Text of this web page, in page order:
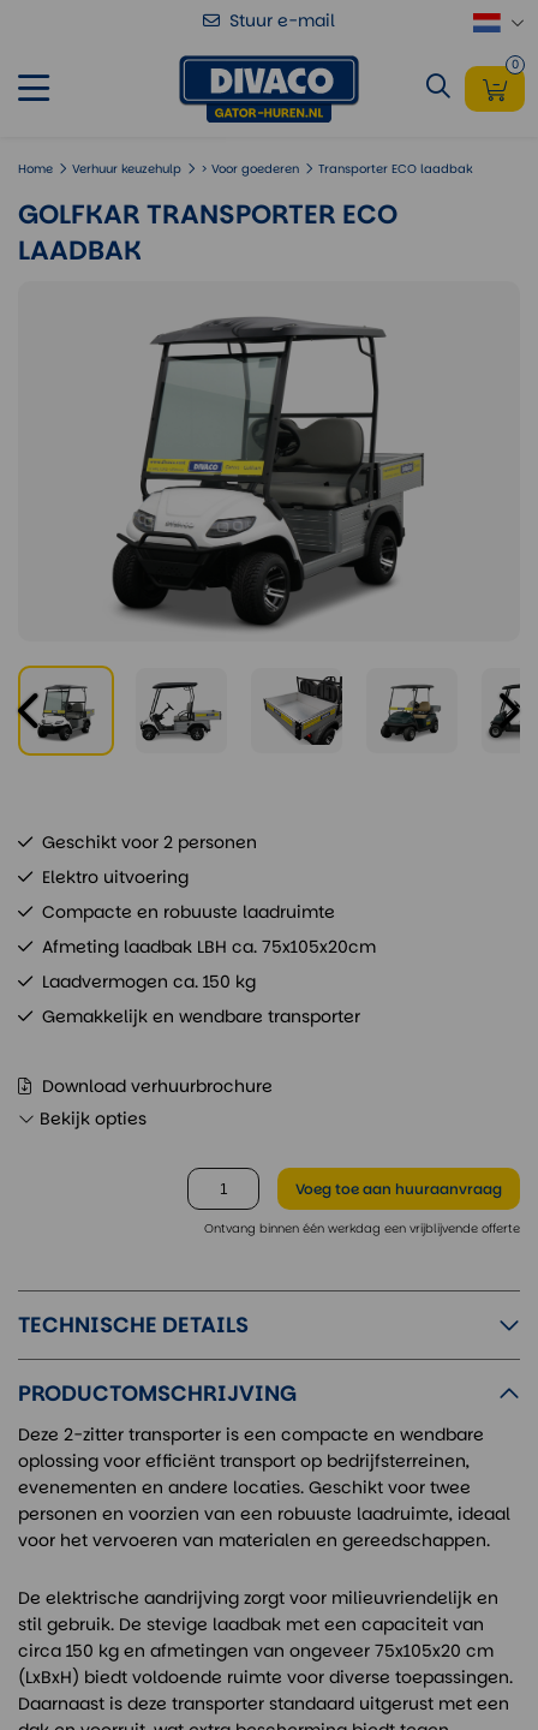
Stuur e-mail
0
Home Verhuur keuzehulp > Voor goederen Transporter ECO laadbak
GOLFKAR TRANSPORTER ECO
LAADBAK
Geschikt voor 2 personen
Elektro uitvoering
Compacte en robuuste laadruimte
Afmeting laadbak LBH ca. 75x105x20cm
Laadvermogen ca. 150 kg
Gemakkelijk en wendbare transporter
Download verhuurbrochure
Bekijk opties
Voeg toeaan huuraanvraag
Ontvang binnen één werkdag een vrijblijvende offerte
TECHNISCHE DETAILS
PRODUCTOMSCHRIJVING
Deze 2-zitter transporter is een compacte en wendbare
oplossing voor efficiënt transport op bedrijfsterreinen,
evenementen en andere locaties. Geschikt voor twee
personen en voorzien van een robuuste laadruimte, ideaal
voor het vervoeren van materialen en gereedschappen.
De elektrische aandrijving zorgt voor milieuvriendelijk en
stil gebruik. De stevige laadbak met een capaciteit van
circa 150 kg en afmetingen van ongeveer 75x105x20 cm
(LxBxH) biedt voldoende ruimte voor diverse toepassingen.
Daarnaast is deze transporter standaard uitgerust met een
Golfkar Transporter ECO laadbak